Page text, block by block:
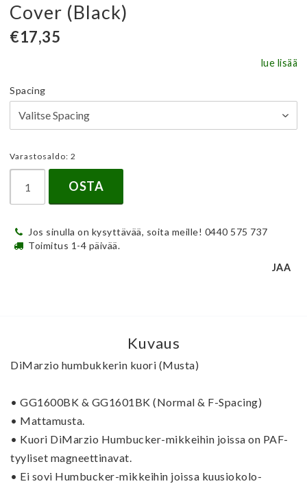
Cover (Black)
€17,35
lue lisää
Spacing
Varastosaldo: 2
OSTA
Jos sinulla on kysyttävää, soita meille! 0440 575 737
Toimitus 1-4 päivää.
JAA
Kuvaus
DiMarzio humbukkerin kuori (Musta)
• GG1600BK & GG1601BK (Normal & F-Spacing)
• Mattamusta.
• Kuori DiMarzio Humbucker-mikkeihin joissa on PAF-
tyyliset magneettinavat.
• Ei sovi Humbucker-mikkeihin joissa kuusiokolo-